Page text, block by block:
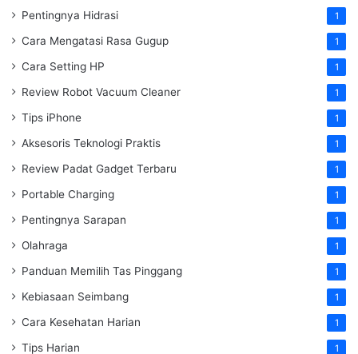
Pentingnya Hidrasi 1
Cara Mengatasi Rasa Gugup 1
Cara Setting HP 1
Review Robot Vacuum Cleaner 1
Tips iPhone 1
Aksesoris Teknologi Praktis 1
Review Padat Gadget Terbaru 1
Portable Charging 1
Pentingnya Sarapan 1
Olahraga 1
Panduan Memilih Tas Pinggang 1
Kebiasaan Seimbang 1
Cara Kesehatan Harian 1
Tips Harian 1